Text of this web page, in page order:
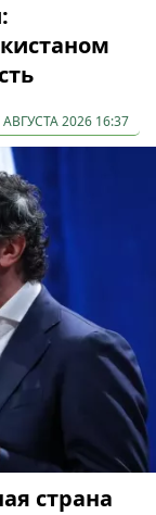
АВГУСТА 2026 16:37
страна